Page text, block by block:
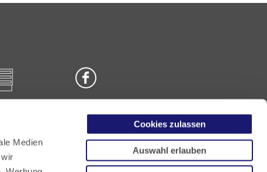
Medien
Cookies zulassen
Auswahl erlauben